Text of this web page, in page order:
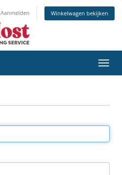
Aanmelden Winkelwagen bekijken